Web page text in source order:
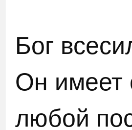
Бог
Он имеет
любой